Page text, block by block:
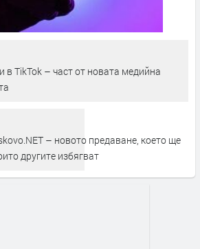
в TikTok – част от новата медийна
– новото предаване, което ще
другите избягват